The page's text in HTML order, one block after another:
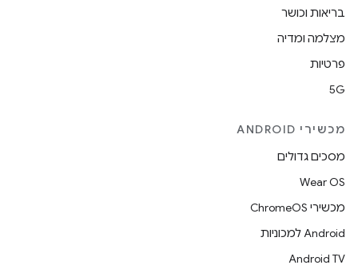
בריאות וכושר
מצלמה ומדיה
פרטיות
5G
מכשירי ANDROID
מסכים גדולים
Wear OS
מכשירי ChromeOS
Android למכוניות
Android TV